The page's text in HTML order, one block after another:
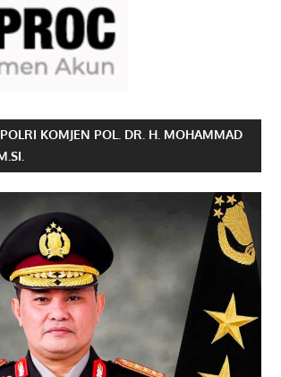
KOMJEN POL. DR. H. MOHAMMAD